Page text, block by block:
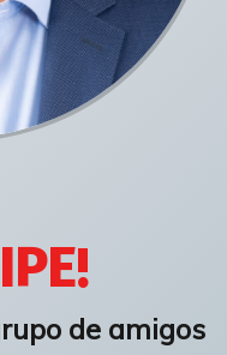
de amigos